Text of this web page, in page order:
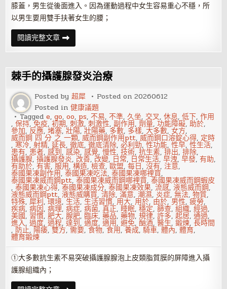
膝蓋，男生從後面進入。因為運動過程中女生容易重心不穩，所
以男生要用雙手扶著女生的腰；
閱讀完整文章你
還
在
無
創
意
的
上
下、
前
後
抽
X？
棘手的攝護腺發炎治療
Posted by超犀 Posted on20260612
Posted in健康議題
Taggede,go,oo, ps,不易,不準,久坐, 交叉,休息,低下,作用
,保持,免疫,初期,刺激,刺激性,副作用,劑量,功能障礙,助於,
參加, 反應,堵塞,壯陽,壯陽藥, 多數, 多樣,大多數,女方,
威而鋼 四 分 之 一顆,威而鋼副作用ptt,威而鋼口溶錠心得, 定時
,寒冷,射精,延長,徹底,徹底清除,必利勁,性功能,性早,性生活,
患有, 患者,感到,感染,感覺,慢性,技術,抗生素,排出,排除,
攝護腺,攝護腺發炎, 改善, 改變, 日常, 日常生活,早洩,早發,有助,
有助於,有害,服用,構造,檢查,歐盟,每日,沒有, 注意,
泰國果凍副作用,泰國果凍吃法,泰國果凍哪裡買,
泰國果凍威而鋼ptt,泰國果凍威而鋼哪裡買,泰國果凍威而鋼蝦皮
,泰國果凍心得,泰國果凍成分,泰國果凍效果,流感,液態威而鋼,
液態威而鋼ptt,液態威購買,清除,滿意,潮濕, 炎症,無法,物質,
特殊,犀利,環境,生活,生活習慣, 用大, 用於, 由於, 男性,疲勞,
疾病,病因,病理,病症,病菌,真正, 睡眠,穩定,篩查,組織,經過,
美國, 習慣,肥大,腺肥, 臨床,藥品,藥物,規律,許多,起居,通過,
進入,過度,過程,達到,適度,適用,避免,酗酒,醫生,鍛煉,長時間
, 防止, 陽痿,雙方,需要,食物,食用,養成,騎車,體內,體育,
體育鍛煉
①大多數抗生素不易突破攝護腺腺泡上皮類脂質膜的屏障進入攝
護腺組織內；